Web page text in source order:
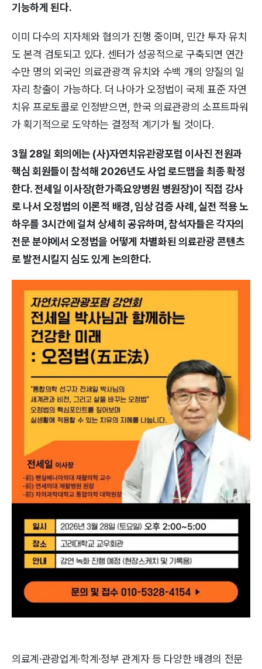
기능하게 된다.
이미 다수의 지자체와 협의가 진행 중이며, 민간 투자 유치
도 본격 검토되고 있다. 센터가 성공적으로 구축되면 연간
수만 명의 외국인 의료관광객 유치와 수백 개의 양질의 일
자리 창출이 가능하다. 더 나아가 오정법이 국제 표준 자연
치유 프로토콜로 인정받으면, 한국 의료관광의 소프트파워
가 획기적으로 도약하는 결정적 계기가 될 것이다.
3월 28일 회의에는 (사)자연치유관광포럼 이사진 전원과
핵심 회원들이 참석해 2026년도 사업 로드맵을 최종 확정
한다. 전세일 이사장(한가족요양병원 병원장)이 직접 강사
로 나서 오정법의 이론적 배경, 임상 검증 사례, 실전 적용 노
하우를 3시간에 걸쳐 상세히 공유하며, 참석자들은 각자의
전문 분야에서 오정법을 어떻게 차별화된 의료관광 콘텐츠
로 발전시킬지 심도 있게 논의한다.
의료계·관광업계·학계·정부 관계자 등 다양한 배경의 전문